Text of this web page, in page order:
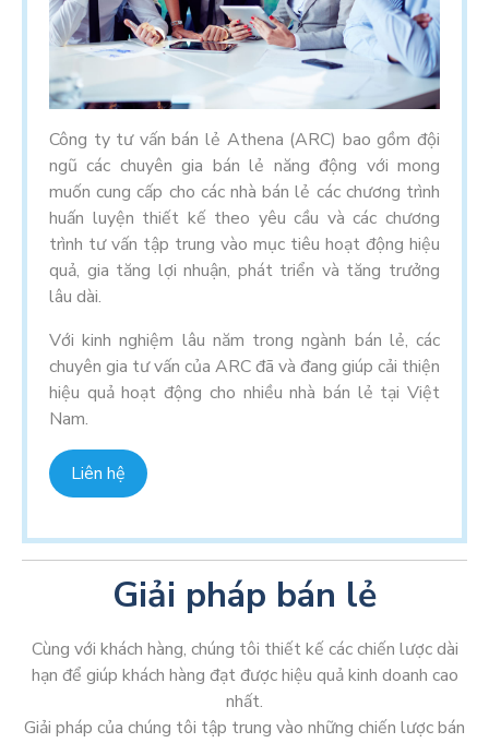
Công ty tư vấn bán lẻ Athena (ARC) bao gồm đội
ngũ các chuyên gia bán lẻ năng động với mong
muốn cung cấp cho các nhà bán lẻ các chương trình
huấn luyện thiết kế theo yêu cầu và các chương
trình tư vấn tập trung vào mục tiêu hoạt động hiệu
quả, gia tăng lợi nhuận, phát triển và tăng trưởng
lâu dài.
Với kinh nghiệm lâu năm trong ngành bán lẻ, các
chuyên gia tư vấn của ARC đã và đang giúp cải thiện
hiệu quả hoạt động cho nhiều nhà bán lẻ tại Việt
Nam.
Liên hệ
Giải pháp bán lẻ
Cùng với khách hàng, chúng tôi thiết kế các chiến lược dài
hạn để giúp khách hàng đạt được hiệu quả kinh doanh cao
nhất.
Giải pháp của chúng tôi tập trung vào những chiến lược bán